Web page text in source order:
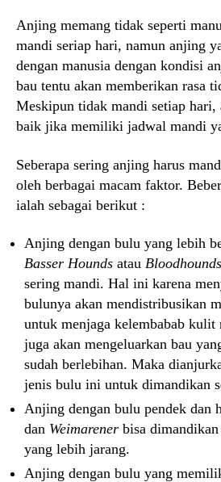
Anjing memang tidak seperti
mandi seriap hari, namun anjing
dengan manusia dengan kondisi
bau tentu akan memberikan rasa
Meskipun tidak mandi setiap
baik jika memiliki jadwal mandi
Seberapa sering anjing harus
oleh berbagai macam faktor.
ialah sebagai berikut :
Anjing dengan bulu yang lebih
Basser Hounds atau Bloodhounds
sering mandi. Hal ini karena
bulunya akan mendistribusikan
untuk menjaga kelembabab
juga akan mengeluarkan bau
sudah berlebihan. Maka
jenis bulu ini untuk dimandikan
Anjing dengan bulu pendek dan
dan Weimarener bisa
yang lebih jarang.
Anjing dengan bulu yang